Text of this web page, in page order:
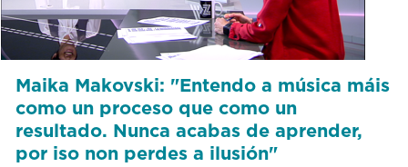
Maika Makovski: "Entendo a música máis
como un proceso que como un
resultado. Nunca acabas de aprender,
por iso non perdes a ilusión"